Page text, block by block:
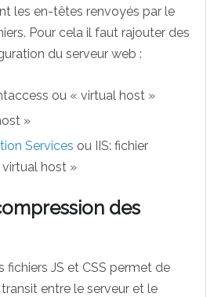
les en-têtes renvoyés par le
Pour cela il faut rajouter des
du serveur web :
ou « virtual host »
»
Services ou IIS: fichier
host »
des
fichiers JS et CSS permet de
entre le serveur et le